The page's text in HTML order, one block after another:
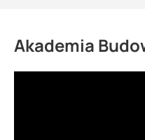
Akademia